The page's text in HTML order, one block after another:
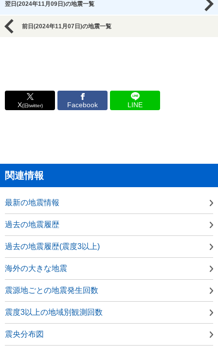
翌日(2024年11月09日)の地震一覧
前日(2024年11月07日)の地震一覧
X(旧twitter) Facebook LINE
関連情報
最新の地震情報
過去の地震履歴
過去の地震履歴(震度3以上)
海外の大きな地震
震源地ごとの地震発生回数
震度3以上の地域別観測回数
震央分布図